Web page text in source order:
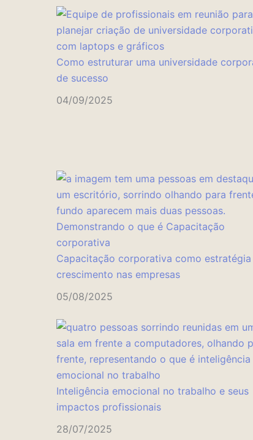
Como estruturar uma universidade
de sucesso
04/09/2025
Capacitação corporativa como
crescimento nas empresas
05/08/2025
Inteligência emocional no trabalho e seus
impactos profissionais
28/07/2025